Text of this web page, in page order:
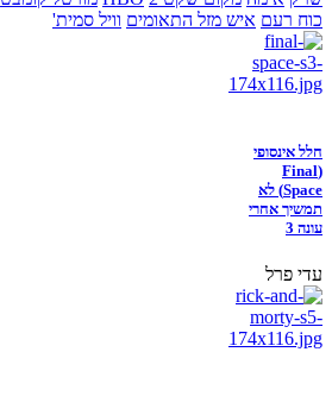
כוח רעם איש מזל התאומים וויל סמית'
חלל אינסופי
(Final
Space) לא
תמשיך אחרי
עונה 3
עדי פרל